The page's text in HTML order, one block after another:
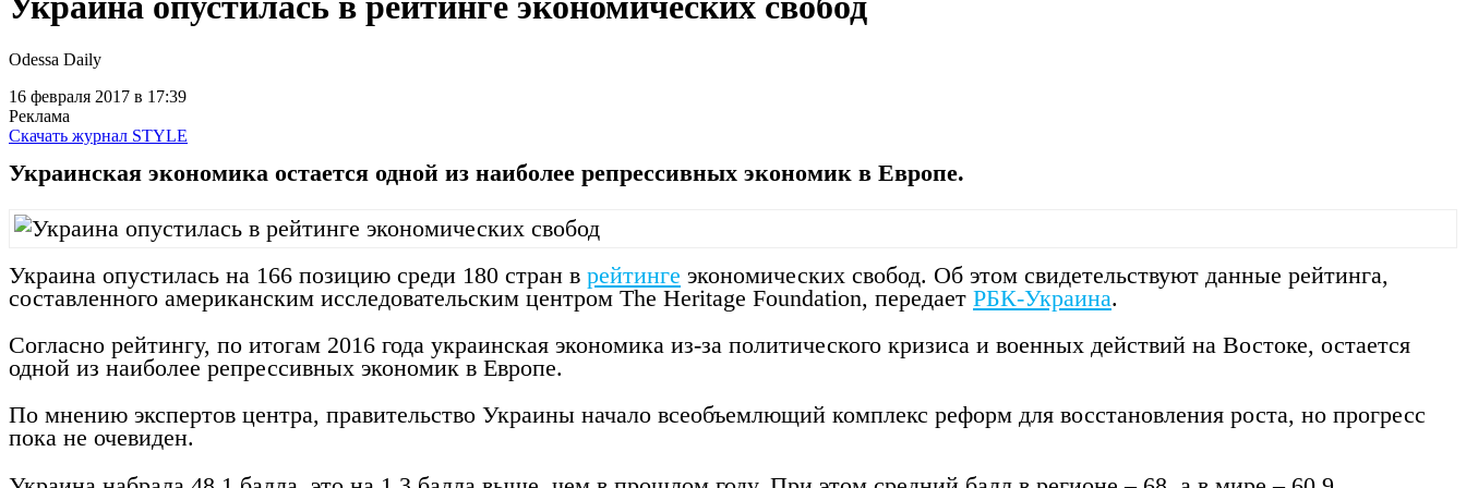
Odessa Daily
16 февраля 2017 в 17:39
Реклама
Скачать журнал STYLE
Украинская экономика остается одной из наиболее репрессивных экономик в Европе.
Украина опустилась на 166 позицию среди 180 стран в рейтинге экономических свобод. Об этом свидетельствуют данные рейтинга,
составленного американским исследовательским центром The Heritage Foundation, передает РБК-Украина.
Согласно рейтингу, по итогам 2016 года украинская экономика из-за политического кризиса и военных действий на Востоке, остается
одной из наиболее репрессивных экономик в Европе.
По мнению экспертов центра, правительство Украины начало всеобъемлющий комплекс реформ для восстановления роста, но прогресс
пока не очевиден.